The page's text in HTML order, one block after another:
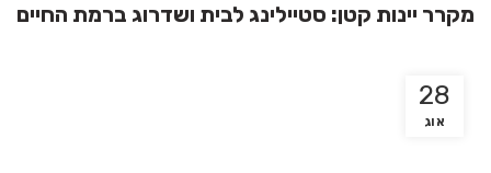
מקרר יינות קטן: סטיילינג לבית ושדרוג ברמת החיים
28
אוג